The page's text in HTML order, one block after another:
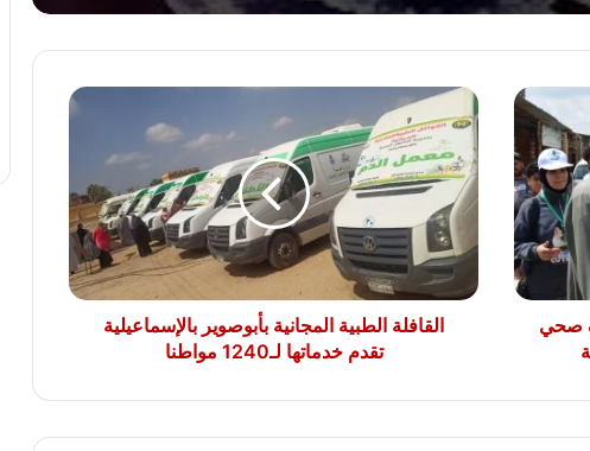
انتشال جثة غريق مجهول الهوية من نهر
تفاصيل إحالة منتحل صفة قاضٍ للمحاكمة
العاجلة بعد النصب على مواطنين
مصرع شخص وإصابة 9 آخرين فى انقلاب
سيارة ربع نقل بالطريق الأوسطى
صحي
القافلة
الطبية
المجانية
بأبوصوير
بالإسماعيلية
تقدم
خدماتها
لـ1240
مواطنا
القافلة الطبية المجانية بأبوصوير بالإسماعيلية
تقدم خدماتها لـ1240 مواطنا